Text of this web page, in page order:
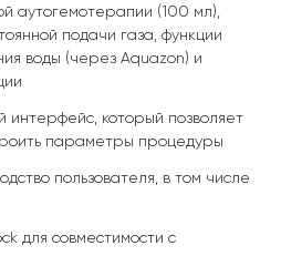
аутогемотерапии (100 мл),
подачи газа, функции
воды (через Aquazon) и
интерфейс, который позволяет
параметры процедуры
пользователя, в том числе
для совместимости с